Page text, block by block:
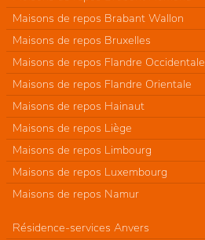
Maisons de repos Brabant Wallon
Maisons de repos Bruxelles
Maisons de repos Flandre Occidentale
Maisons de repos Flandre Orientale
Maisons de repos Hainaut
Maisons de repos Liège
Maisons de repos Limbourg
Maisons de repos Luxembourg
Maisons de repos Namur
Résidence-services Anvers